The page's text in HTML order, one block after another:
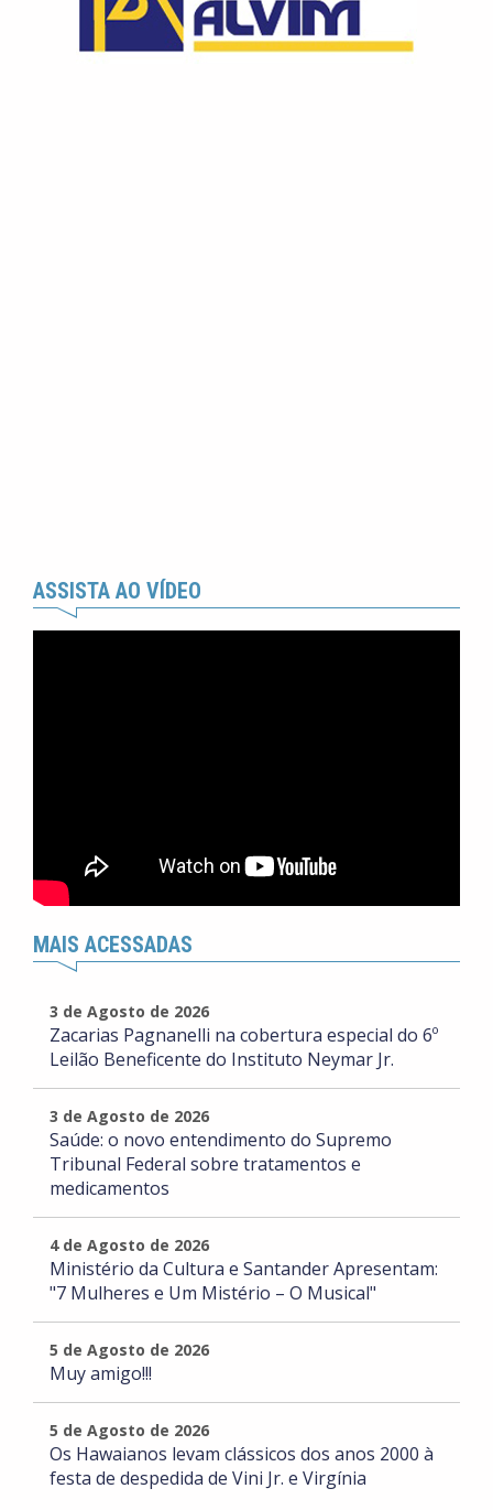
ASSISTA AO VÍDEO
MAIS ACESSADAS
3 de Agosto de 2026
Zacarias Pagnanelli na cobertura especial do 6º
Leilão Beneficente do Instituto Neymar Jr.
3 de Agosto de 2026
Saúde: o novo entendimento do Supremo
Tribunal Federal sobre tratamentos e
medicamentos
4 de Agosto de 2026
Ministério da Cultura e Santander Apresentam:
"7 Mulheres e Um Mistério – O Musical"
5 de Agosto de 2026
Muy amigo!!!
5 de Agosto de 2026
Os Hawaianos levam clássicos dos anos 2000 à
festa de despedida de Vini Jr. e Virgínia